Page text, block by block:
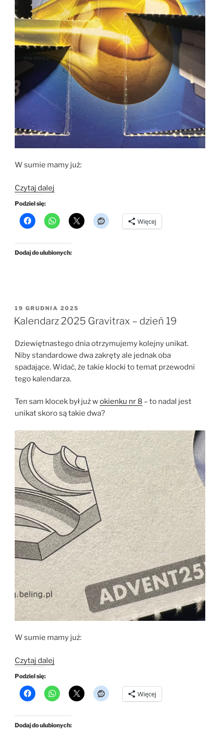
W sumie mamy już:
Czytaj dalej
Gravitrax
–
20”
Podziel się:
Więcej
Dodaj do ulubionych:
OPUBLIKOWANE
W
19 GRUDNIA 2025
Kalendarz 2025 Gravitrax – dzień 19
Dziewiętnastego dnia otrzymujemy kolejny unikat.
Niby standardowe dwa zakręty ale jednak oba
spadające. Widać, że takie klocki to temat przewodni
tego kalendarza.
Ten sam klocek był już wokienku nr 8 – to nadal jest
unikat skoro są takie dwa?
W sumie mamy już:
Czytaj dalej
Gravitrax
–
19”
Podziel się:
Więcej
Dodaj do ulubionych: